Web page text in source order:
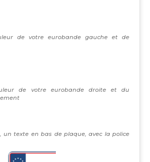
de votre eurobande gauche et de
de votre eurobande droite et du
un texte en bas de plaque, avec la police